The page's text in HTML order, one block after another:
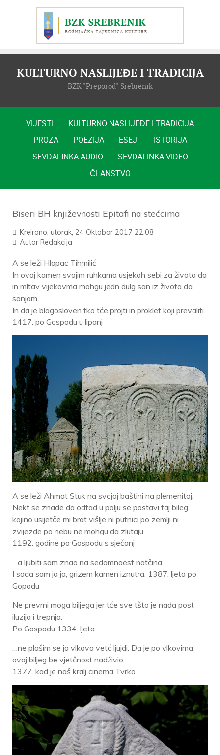
KULTURNO NASLIJEĐE I TRADICIJA
BZK "Preporod" Srebrenik
VIJESTI
KULTURNO NASLIJEĐE I TRADICIJA
PROZA
POEZIJA ESEJI
ISTORIJA
SEVDALINKA AUDIO
SEVDALINKA VIDEO
ČLANSTVO
Biseri BH književnosti Epitafi na stećcima
Kreirano: utorak, 24 Oktobar 2017 22:08
Autor Redakcija
A se leži Hlapac Tihmilić
In ovaj kamen svojim ruhkama usjekoh sebi za života da
in mltav vijekovma mohgu jedn dulg san iz života da
sanjam.
In da je blagosloven tko tće projti in proklet koji prevaliti.
1417. po Gospodu u lipanj
A se leži Ahmat Stuk na svojoj baštini na plemenitoj.
Nekt se znade da odtad u polju se postavi taj bileg
kojino usijetče mi brat višlje ni putnici po zemlji ni
zvijezde po nebu ne mohgu da zlutaju.
1192. godine po Gospodu s sječanj
…a ljubiti sam znao na sedamnaest natčina.
I sada sam ja ja, grizem kamen iznutra. 1387. ljeta po
Gopodu
Ne prevrni moga biljega jer tće sve tšto je nada post
iluzija i trepnja.
Po Gospodu 1334. ljeta
…ne plašim se ja vlkova vetć ljujdi. Da je po vlkovima
ovaj biljeg be vjetčnost nadživio.
1377. kad je naš kralj cinema Tvrko